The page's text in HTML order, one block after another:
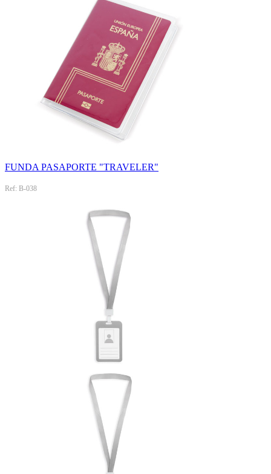
FUNDA PASAPORTE "TRAVELER"
Ref: B-038